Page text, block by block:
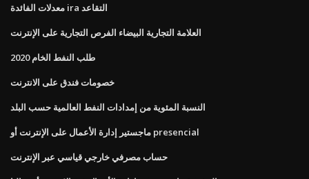
معدلات الفائدة ira التقاعد
العلامة التجارية البيضاء الفرص التجارية على الإنترنت
طلب النفط الخام 2020
خصومات فندق على الانترنت
النسبة المئوية من إمدادات النفط العالمية حسب البلد
ماجستير إدارة الأعمال على الإنترنت أو presencial
حساب مصرفي خارجي قياسي عبر الإنترنت